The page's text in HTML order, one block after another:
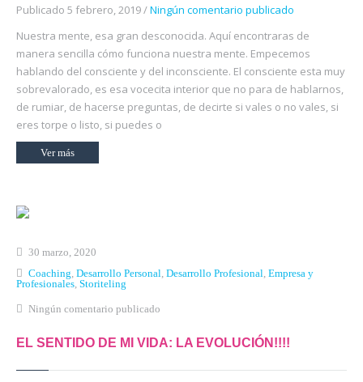
Publicado 5 febrero, 2019 /Ningún comentario publicado
Nuestra mente, esa gran desconocida. Aquí encontraras de
manera sencilla cómo funciona nuestra mente. Empecemos
hablando del consciente y del inconsciente. El consciente esta muy
sobrevalorado, es esa vocecita interior que no para de hablarnos,
de rumiar, de hacerse preguntas, de decirte si vales o no vales, si
eres torpe o listo, si puedes o
Ver más
30 marzo, 2020
Coaching Desarrollo Personal Desarrollo Profesional Empresa y
Profesionales Storiteling
Ningún comentario publicado
EL SENTIDO DE MI VIDA: LA EVOLUCIÓN!!!!